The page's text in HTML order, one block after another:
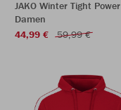
JAKO Winter Tight Power
Damen
44,99 €
59,99 €